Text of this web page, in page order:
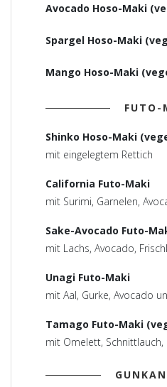
Avocado Hoso-Maki
Spargel Hoso-Maki
Mango Hoso-Maki
FUTO-
Shinko Hoso-Maki
mit eingelegtem Rettich
California Futo-Maki
mit Surimi, Garnelen,
Sake-Avocado Futo-
mit Lachs, Avocado,
Unagi Futo-Maki
mit Aal, Gurke, Avocado
Tamago Futo-Maki
mit Omelett, Schnittlauch,